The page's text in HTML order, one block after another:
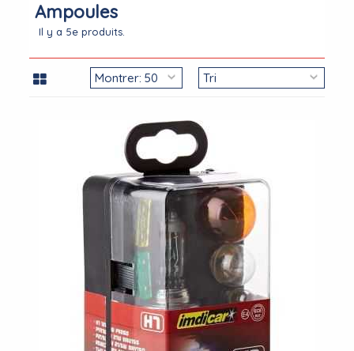
Ampoules
Il y a 5e produits.